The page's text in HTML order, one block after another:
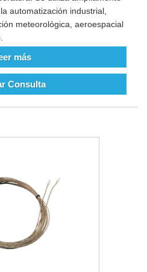
automatización industrial,
meteorológica, aeroespacial
más
Consulta